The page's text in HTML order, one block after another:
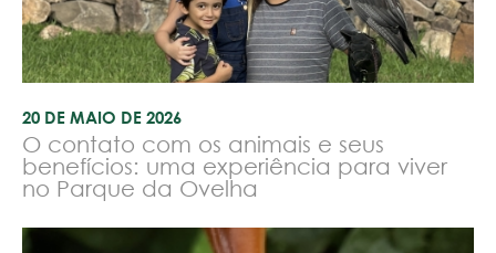
20 DE MAIO DE 2026
O contato com os animais e seus
benefícios: uma experiência para viver
no Parque da Ovelha